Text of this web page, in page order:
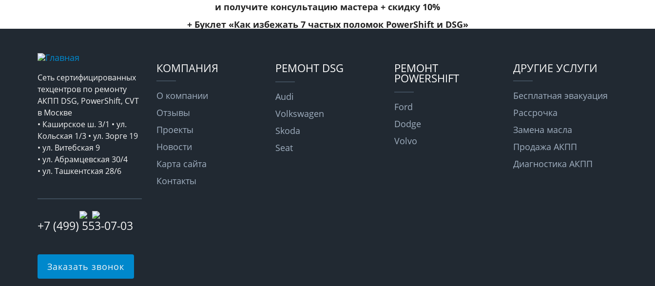
и получите консультацию мастера + скидку 10%
+ Буклет «Как избежать 7 частых поломок PowerShift и DSG»
Сеть сертифицированных
техцентров по ремонту
АКПП DSG, PowerShift, CVT
в Москве
• Каширское ш. 3/1 • ул.
Кольская 1/3 • ул. Зорге 19
• ул. Витебская 9
• ул. Абрамцевская 30/4
• ул. Ташкентская 28/6
+7 (499) 553-07-03
Заказать звонок
КОМПАНИЯ
О компании
Отзывы
Проекты
Новости
Карта сайта
Контакты
РЕМОНТ DSG
Audi
Volkswagen
Skoda
Seat
РЕМОНТ
POWERSHIFT
Ford
Dodge
Volvo
ДРУГИЕ УСЛУГИ
Бесплатная эвакуация
Рассрочка
Замена масла
Продажа АКПП
Диагностика АКПП